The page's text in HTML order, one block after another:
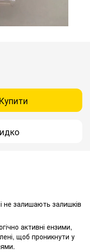
Купити
не залишають залишків
активні ензими,
щоб проникнути у